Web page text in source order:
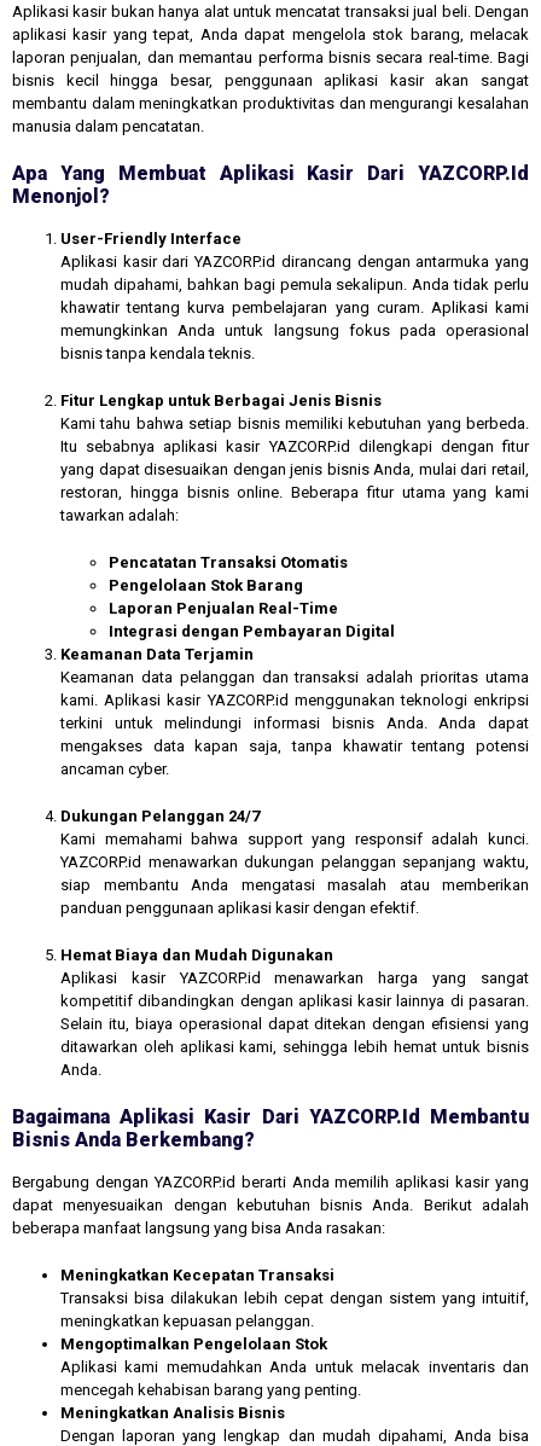
Aplikasi kasir bukan hanya alat untuk mencatat transaksi jual beli. Dengan
aplikasi kasir yang tepat, Anda dapat mengelola stok barang, melacak
laporan penjualan, dan memantau performa bisnis secara real-time. Bagi
bisnis kecil hingga besar, penggunaan aplikasi kasir akan sangat
membantu dalam meningkatkan produktivitas dan mengurangi kesalahan
manusia dalam pencatatan.
Apa Yang Membuat Aplikasi Kasir Dari YAZCORP.id
Menonjol?
User-Friendly Interface
Aplikasi kasir dari YAZCORP.id dirancang dengan antarmuka yang
mudah dipahami, bahkan bagi pemula sekalipun. Anda tidak perlu
khawatir tentang kurva pembelajaran yang curam. Aplikasi kami
memungkinkan Anda untuk langsung fokus pada operasional
bisnis tanpa kendala teknis.
Fitur Lengkap untuk Berbagai Jenis Bisnis
Kami tahu bahwa setiap bisnis memiliki kebutuhan yang berbeda.
Itu sebabnya aplikasi kasir YAZCORP.id dilengkapi dengan fitur
yang dapat disesuaikan dengan jenis bisnis Anda, mulai dari retail,
restoran, hingga bisnis online. Beberapa fitur utama yang kami
tawarkan adalah:
Pencatatan Transaksi Otomatis
Pengelolaan Stok Barang
Laporan Penjualan Real-Time
Integrasi dengan Pembayaran Digital
Keamanan Data Terjamin
Keamanan data pelanggan dan transaksi adalah prioritas utama
kami. Aplikasi kasir YAZCORP.id menggunakan teknologi enkripsi
terkini untuk melindungi informasi bisnis Anda. Anda dapat
mengakses data kapan saja, tanpa khawatir tentang potensi
ancaman cyber.
Dukungan Pelanggan 24/7
Kami memahami bahwa support yang responsif adalah kunci.
YAZCORP.id menawarkan dukungan pelanggan sepanjang waktu,
siap membantu Anda mengatasi masalah atau memberikan
panduan penggunaan aplikasi kasir dengan efektif.
Hemat Biaya dan Mudah Digunakan
Aplikasi kasir YAZCORP.id menawarkan harga yang sangat
kompetitif dibandingkan dengan aplikasi kasir lainnya di pasaran.
Selain itu, biaya operasional dapat ditekan dengan efisiensi yang
ditawarkan oleh aplikasi kami, sehingga lebih hemat untuk bisnis
Anda.
Bagaimana Aplikasi Kasir Dari YAZCORP.id Membantu
Bisnis Anda Berkembang?
Bergabung dengan YAZCORP.id berarti Anda memilih aplikasi kasir yang
dapat menyesuaikan dengan kebutuhan bisnis Anda. Berikut adalah
beberapa manfaat langsung yang bisa Anda rasakan:
Meningkatkan Kecepatan Transaksi
Transaksi bisa dilakukan lebih cepat dengan sistem yang intuitif,
meningkatkan kepuasan pelanggan.
Mengoptimalkan Pengelolaan Stok
Aplikasi kami memudahkan Anda untuk melacak inventaris dan
mencegah kehabisan barang yang penting.
Meningkatkan Analisis Bisnis
Dengan laporan yang lengkap dan mudah dipahami, Anda bisa